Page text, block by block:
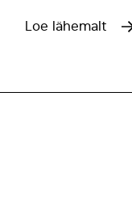
Loe lähemalt